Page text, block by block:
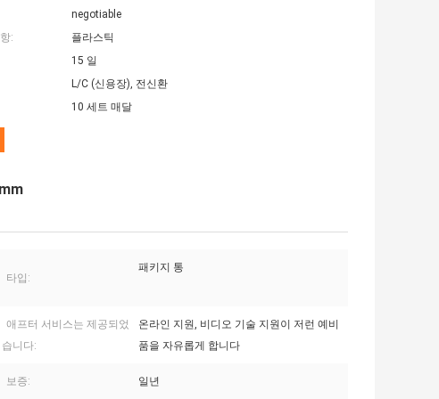
negotiable
:
플라스틱
15 일
L/C (신용장), 전신환
10 세트 매달
타입:
패키지 통
애프터 서비스는 제공되었
습니다:
온라인 지원, 비디오 기술 지원이 저런 예비
품을 자유롭게 합니다
보증: 일년